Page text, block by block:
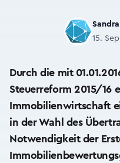
15.
Durch die mit
Steuerreform 2015/16
Immobilienwirtschaft
in der Wahl des
Notwendigkeit der